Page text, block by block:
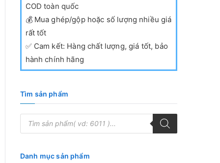
COD toàn quốc
💰 Mua ghép/gộp hoặc số lượng nhiều giá
rất tốt
✅ Cam kết: Hàng chất lượng, giá tốt, bảo
hành chính hãng
Tìm sản phẩm
T
m
ế
Danh mục sản phẩm